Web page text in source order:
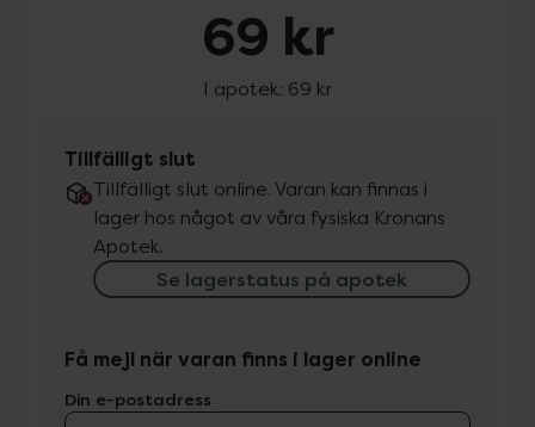
69 kr
I apotek: 69 kr
Tillfälligt slut
Tillfälligt slut online. Varan kan finnas i
lager hos något av våra fysiska Kronans
Apotek.
Se lagerstatus på apotek
Få mejl när varan finns i lager online
Din e-postadress